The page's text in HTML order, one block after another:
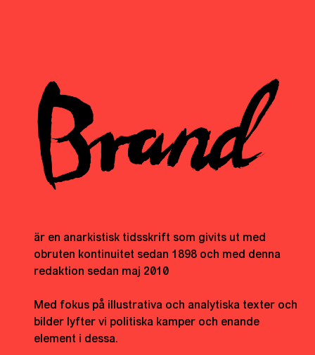
är en anarkistisk tidsskrift som givits ut med
obruten kontinuitet sedan 1898 och med denna
redaktion sedan maj 2010
Med fokus på illustrativa och analytiska texter och
bilder lyfter vi politiska kamper och enande
element i dessa.